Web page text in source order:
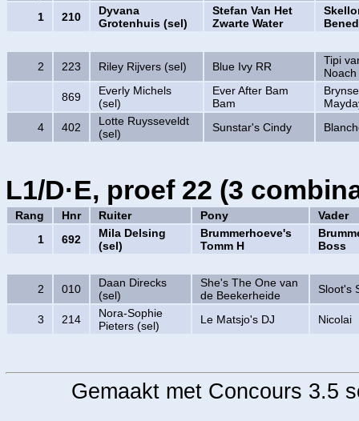
1
210
Dyvana
Grotenhuis (sel)
Stefan Van Het
Zwarte Water
2 223 Riley Rijvers (sel) Blue Ivy RR
Tipi
Noach
869
Everly Michels
(sel)
Ever After Bam
Bam
4
402
Lotte Ruysseveldt
(sel)
Sunstar's Cindy
L1/D·E, proef 22 (3
Rang Hnr Ruiter Pony
Vader
1
692
Mila Delsing
(sel)
Brummerhoeve's
Tomm H
Boss
2 010
Daan Direcks
(sel)
She's The One van
de Beekerheide
Sloot's
3 214
Nora-Sophie
Pieters (sel)
Le Matsjo's DJ Nicolai
Gemaakt met Concours 3.5